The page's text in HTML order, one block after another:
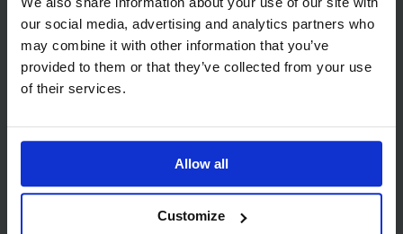
our social media, advertising and analytics partners who
may combine it with other information that you’ve
provided to them or that they’ve collected from your use
of their services.
Allow all
Customize
Bestil tilbud
Udfyld oplysninger og vælg dine ønsker